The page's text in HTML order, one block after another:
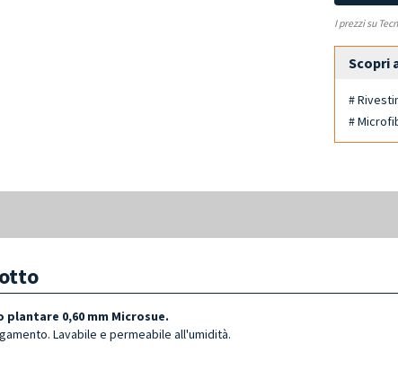
I prezzi su
Scopri
#
#
0,60 mm Microsue.
Lavabile e permeabile all'umidità.